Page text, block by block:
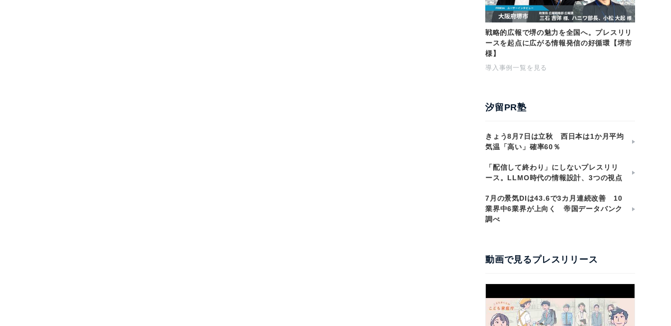
戦略的広報で堺の魅力を全国へ。プレスリリ
ースを起点に広がる情報発信の好循環【堺市
様】
導入事例一覧を見る
汐留PR塾
きょう8月7日は立秋 西日本は1か月平均
気温「高い」確率60％
「配信して終わり」にしないプレスリリ
ース。LLMO時代の情報設計、3つの視点
7月の景気DIは43.6で3カ月連続改善 10
業界中6業界が上向く 帝国データバンク
調べ
動画で見るプレスリリース